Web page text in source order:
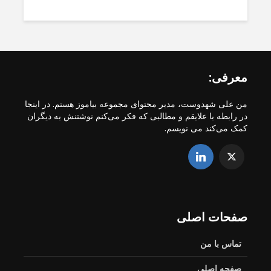
معرفی:
من علی شهدوست، مدیر محتوای مجموعه بیاموز هستم. در اینجا
در رابطه با علایقم و مطالبی که فکر می‌کنم نوشتنش به دیگران
کمک می‌کند می نویسم.
صفحات اصلی
تماس با من
صفحه اصلی